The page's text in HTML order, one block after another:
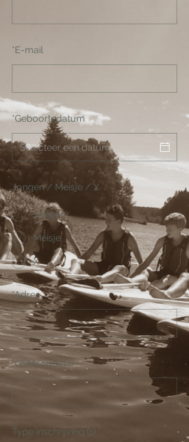
*E-mail
*Geboortedatum
Jongen / Meisje / X
Jongen
Meisje
X
*Adres
*GSM (ouders)
Type inschrijving (1)